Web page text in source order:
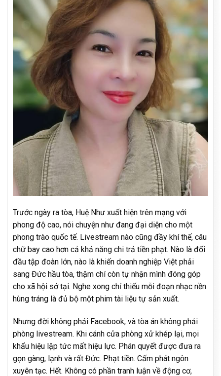
Trước ngày ra tòa, Huệ Như xuất hiện trên mạng với
phong độ cao, nói chuyện như đang đại diện cho một
phong trào quốc tế. Livestream nào cũng đầy khí thế, câu
chữ bay cao hơn cả khả năng chi trả tiền phạt. Nào là đối
đầu tập đoàn lớn, nào là khiến doanh nghiệp Việt phải
sang Đức hầu tòa, thậm chí còn tự nhận mình đóng góp
cho xã hội sở tại. Nghe xong chỉ thiếu mỗi đoạn nhạc nền
hùng tráng là đủ bộ một phim tài liệu tự sản xuất.
Nhưng đời không phải Facebook, và tòa án không phải
phòng livestream. Khi cánh cửa phòng xử khép lại, mọi
khẩu hiệu lập tức mất hiệu lực. Phán quyết được đưa ra
gọn gàng, lạnh và rất Đức. Phạt tiền. Cấm phát ngôn
xuyên tạc. Hết. Không có phần tranh luận về động cơ,